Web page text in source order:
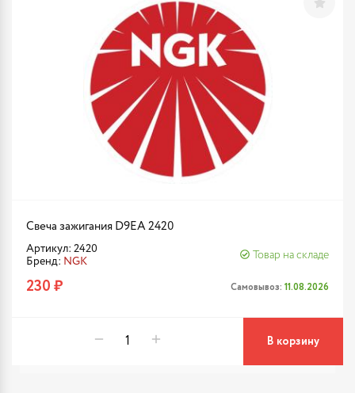
Свеча зажигания D9EA 2420
Артикул: 2420
Бренд: NGK
Товар на складе
230 ₽ Самовывоз: 11.08.2026
В корзину